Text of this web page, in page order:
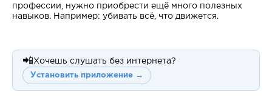
профессии, нужно приобрести ещё много полезных
навыков. Например: убивать всё, что движется.
📲 Хочешь слушать без интернета?
Установить приложение →